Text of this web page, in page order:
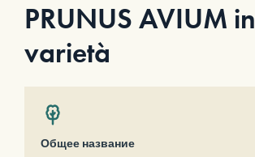
PRUNUS AVIUM in
varietà
Общее название